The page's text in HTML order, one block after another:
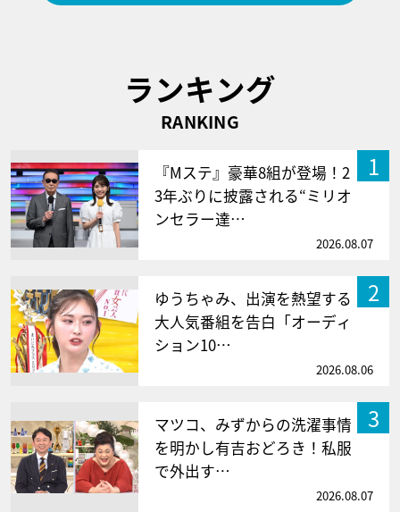
ランキング
RANKING
1
『Mステ』豪華8組が登場！2
3年ぶりに披露される“ミリオ
ンセラー達…
2026.08.07
2
ゆうちゃみ、出演を熱望する
大人気番組を告白「オーディ
ション10…
2026.08.06
3
マツコ、みずからの洗濯事情
を明かし有吉おどろき！私服
で外出す…
2026.08.07